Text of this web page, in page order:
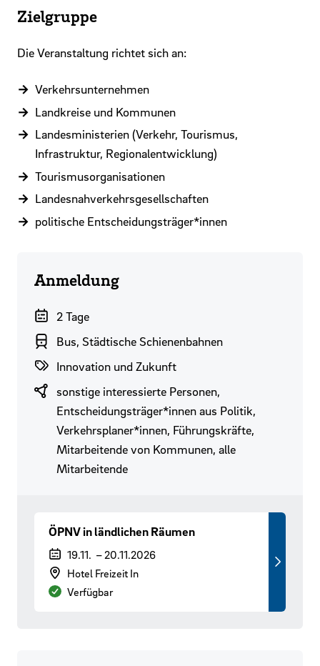
Zielgruppe
Die Veranstaltung richtet sich an:
Verkehrsunternehmen
Landkreise und Kommunen
Landesministerien (Verkehr, Tourismus,
Infrastruktur, Regionalentwicklung)
Tourismusorganisationen
Landesnahverkehrsgesellschaften
politische Entscheidungsträger*innen
Anmeldung
Dauer der Veranstaltung
2 Tage
Branchenbereich
Bus, Städtische Schienenbahnen
Themenwelten
Innovation und Zukunft
Zielgruppen
sonstige interessierte Personen,
Entscheidungsträger*innen aus Politik,
Verkehrsplaner*innen, Führungskräfte,
Mitarbeitende von Kommunen, alle
Mitarbeitende
ÖPNV in ländlichen Räumen
Veranstaltungszeitraum
19.11. – 20.11.2026
Veranstaltungsort
Hotel Freizeit In
Verfügbarkeit
Verfügbar